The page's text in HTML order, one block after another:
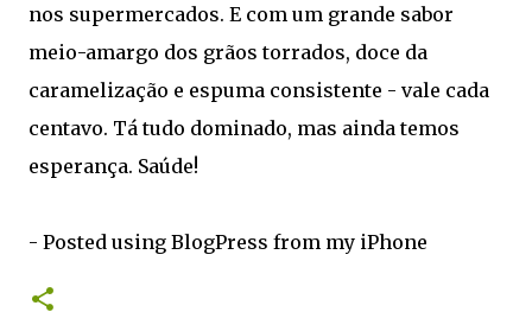
nos supermercados. E com um grande sabor
meio-amargo dos grãos torrados, doce da
caramelização e espuma consistente - vale cada
centavo. Tá tudo dominado, mas ainda temos
esperança. Saúde!
- Posted using BlogPress from my iPhone